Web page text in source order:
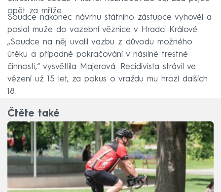
opět za mříže.
Soudce nakonec návrhu státního zástupce vyhověl a
poslal muže do vazební věznice v Hradci Králové.
„Soudce na něj uvalil vazbu z důvodu možného
útěku a případně pokračování v násilné trestné
činnosti,“ vysvětlila Majerová. Recidivista strávil ve
vězení už 15 let, za pokus o vraždu mu hrozí dalších
18.
Čtěte také